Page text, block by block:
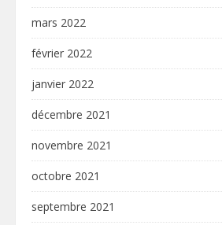
mars 2022
février 2022
janvier 2022
décembre 2021
novembre 2021
octobre 2021
septembre 2021